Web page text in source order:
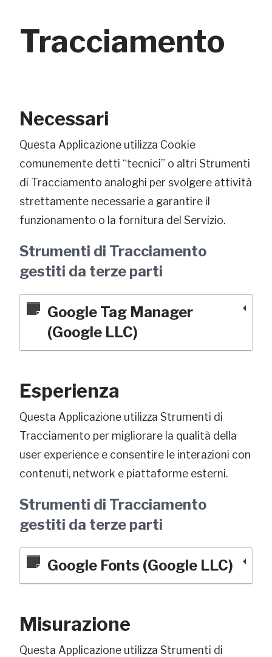
Tracciamento
Necessari
Questa Applicazione utilizza Cookie
comunemente detti “tecnici” o altri Strumenti
di Tracciamento analoghi per svolgere attività
strettamente necessarie a garantire il
funzionamento o la fornitura del Servizio.
Strumenti di Tracciamento
gestiti da terze parti
Google Tag Manager
(Google LLC)
Esperienza
Questa Applicazione utilizza Strumenti di
Tracciamento per migliorare la qualità della
user experience e consentire le interazioni con
contenuti, network e piattaforme esterni.
Strumenti di Tracciamento
gestiti da terze parti
Google Fonts (Google LLC)
Misurazione
Questa Applicazione utilizza Strumenti di